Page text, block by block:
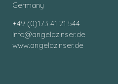
Germany
+49 (0)173 41 21 544
info@angelazinser.de
www.angelazinser.de